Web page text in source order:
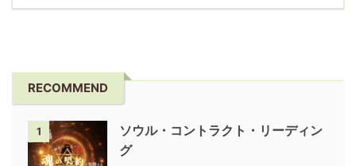
RECOMMEND
1
ソウル・コントラクト・リーディン
グ